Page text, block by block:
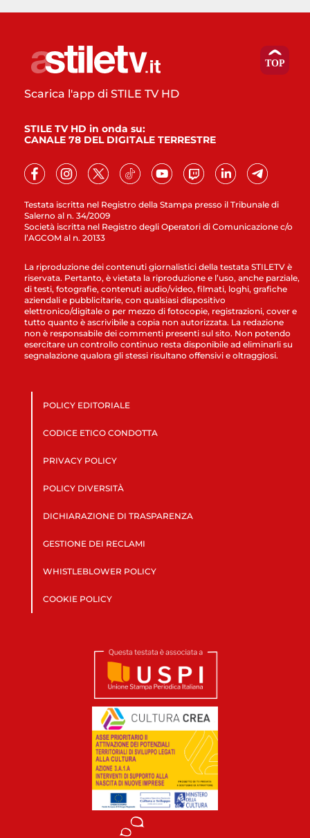
Testata iscritta nel Registro della Stampa presso il Tribunale di
Salerno al n. 34/2009
Società iscritta nel Registro degli Operatori di Comunicazione c/o
l’AGCOM al n. 20133
Scarica l'app di STILE TV HD
STILE TV HD in onda su:
CANALE 78 DEL DIGITALE TERRESTRE
La riproduzione dei contenuti giornalistici della testata STILETV è
riservata. Pertanto, è vietata la riproduzione e l’uso, anche parziale,
di testi, fotografie, contenuti audio/video, filmati, loghi, grafiche
aziendali e pubblicitarie, con qualsiasi dispositivo
elettronico/digitale o per mezzo di fotocopie, registrazioni, cover e
tutto quanto è ascrivibile a copia non autorizzata. La redazione
non è responsabile dei commenti presenti sul sito. Non potendo
esercitare un controllo continuo resta disponibile ad eliminarli su
segnalazione qualora gli stessi risultano offensivi e oltraggiosi.
POLICY EDITORIALE
CODICE ETICO CONDOTTA
PRIVACY POLICY
POLICY DIVERSITÀ
DICHIARAZIONE DI TRASPARENZA
GESTIONE DEI RECLAMI
WHISTLEBLOWER POLICY
COOKIE POLICY